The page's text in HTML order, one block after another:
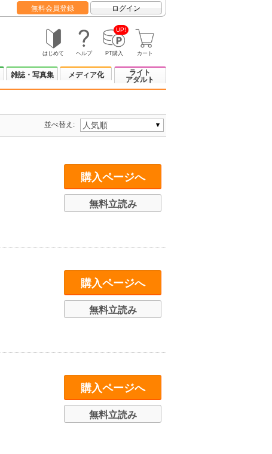
無料会員登録 ログイン
はじめて ヘルプ
UP!
PT購入 カート
雑誌・写真集 メディア化
ライト
アダルト
並べ替え:
購入ページへ
無料立読み
購入ページへ
無料立読み
購入ページへ
無料立読み